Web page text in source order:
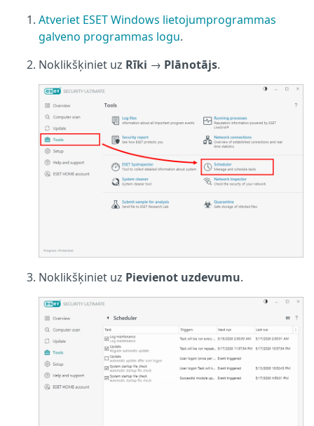
Atveriet ESET Windows lietojumprogrammas
galveno programmas logu.
Noklikšķiniet uz Rīki → Plānotājs.
Noklikšķiniet uz Pievienot uzdevumu.